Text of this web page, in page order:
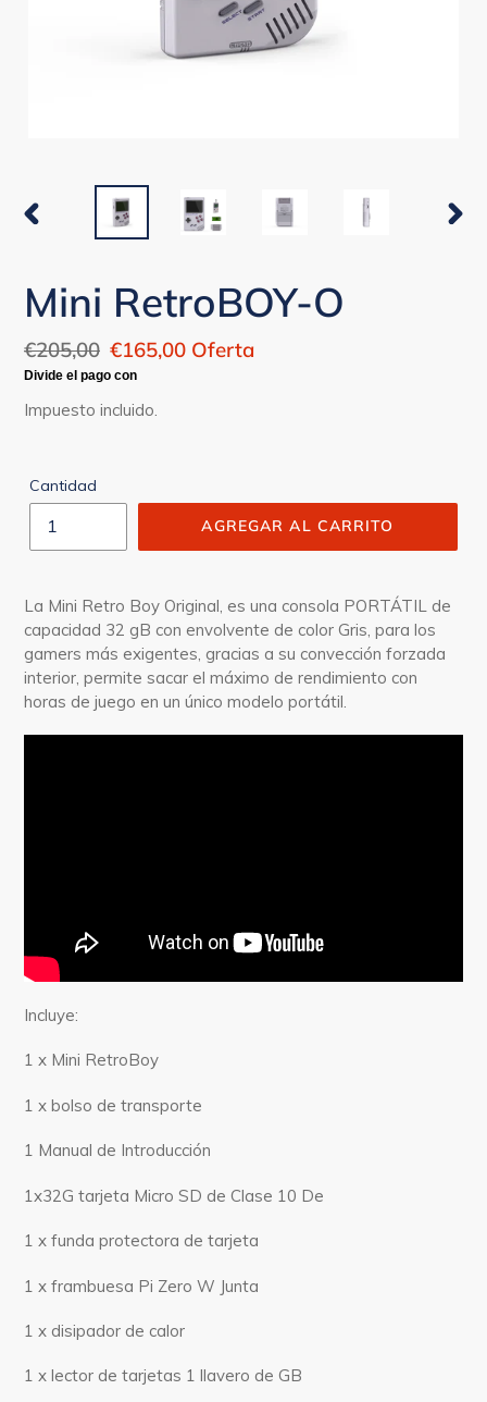
ANTERIOR
Mini RetroBOY-O
Precio
habitual
€205,00 Precio
de
oferta
€165,00 Oferta
Impuesto incluido.
Cantidad
AGREGAR AL CARRITO
La Mini Retro Boy Original, es una consola PORTÁTIL de
capacidad 32 gB con envolvente de color Gris, para los
gamers más exigentes, gracias a su convección forzada
interior, permite sacar el máximo de rendimiento con
horas de juego en un único modelo portátil.
Incluye:
1 x Mini RetroBoy
1 x bolso de transporte
1 Manual de Introducción
1x32G tarjeta Micro SD de Clase 10 De
1 x funda protectora de tarjeta
1 x frambuesa Pi Zero W Junta
1 x disipador de calor
1 x lector de tarjetas 1 llavero de GB